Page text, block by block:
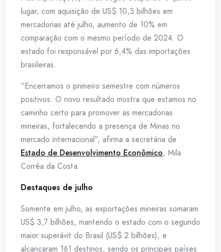
lugar, com aquisição de US$ 10,3 bilhões em
mercadorias até julho, aumento de 10% em
comparação com o mesmo período de 2024. O
estado foi responsável por 6,4% das importações
brasileiras.
“Encerramos o primeiro semestre com números
positivos. O novo resultado mostra que estamos no
caminho certo para promover as mercadorias
mineiras, fortalecendo a presença de Minas no
mercado internacional”, afirma a secretária de
Estado de Desenvolvimento Econômico, Mila
Corrêa da Costa.
Destaques de julho
Somente em julho, as exportações mineiras somaram
US$ 3,7 bilhões, mantendo o estado com o segundo
maior superávit do Brasil (US$ 2 bilhões), e
alcançaram 161 destinos, sendo os principais países